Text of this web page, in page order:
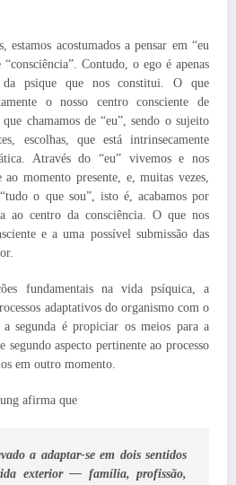
estamos acostumados a pensar em “eu
Contudo, o ego é apenas
psique que nos constitui. O que
o nosso centro consciente de
chamamos de “eu”, sendo o sujeito
escolhas, que está intrinsecamente
Através do “eu” vivemos e nos
ao momento presente, e, muitas vezes,
o que sou”, isto é, acabamos por
ao centro da consciência. O que nos
e a uma possível submissão das
fundamentais na vida psíquica, a
adaptativos do organismo com o
segunda é propiciar os meios para a
segundo aspecto pertinente ao processo
em outro momento.
afirma que
a adaptar-se em dois sentidos
exterior — família, profissão,